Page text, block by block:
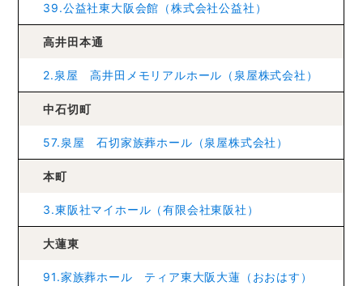
39.公益社東大阪会館（株式会社公益社）
高井田本通
2.泉屋 高井田メモリアルホール（泉屋株式会社）
中石切町
57.泉屋 石切家族葬ホール（泉屋株式会社）
本町
3.東阪社マイホール（有限会社東阪社）
大蓮東
91.家族葬ホール ティア東大阪大蓮（おおはす）